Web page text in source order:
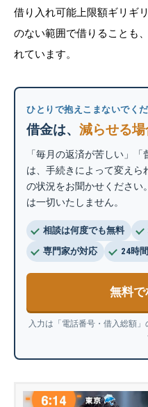
借り入れ可能上限額ギリギ
のない範囲で借りることも
れています。
ひとりで抱えこまないでく
借金は、 減らせる
「毎月の返済が苦しい」
は、手続きによって変えら
の状況をお聞かせください
は一切いたしません。
相談は何度でも無料
専門家が対応
24時
無料で
入力は「電話番号・借入総額